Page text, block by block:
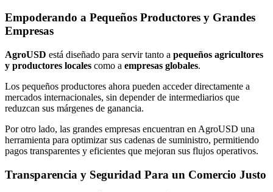
Empoderando a Pequeños Productores y Grandes
Empresas
AgroUSD está diseñado para servir tanto a pequeños agricultores
y productores locales como a empresas globales.
Los pequeños productores ahora pueden acceder directamente a
mercados internacionales, sin depender de intermediarios que
reduzcan sus márgenes de ganancia.
Por otro lado, las grandes empresas encuentran en AgroUSD una
herramienta para optimizar sus cadenas de suministro, permitiendo
pagos transparentes y eficientes que mejoran sus flujos operativos.
Transparencia y Seguridad Para un Comercio Justo